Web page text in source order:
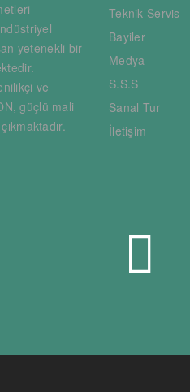
yetenekli bir
ve
güçlü mali
Teknik Servis
Bayiler
Medya
S.S.S
Sanal Tur
İletişim